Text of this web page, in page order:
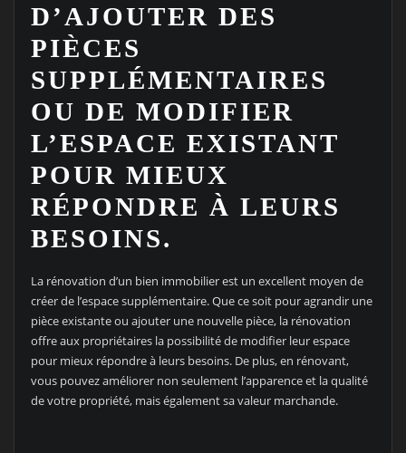
D’AJOUTER DES
PIÈCES
SUPPLÉMENTAIRES
OU DE MODIFIER
L’ESPACE EXISTANT
POUR MIEUX
RÉPONDRE À LEURS
BESOINS.
La rénovation d’un bien immobilier est un excellent moyen de
créer de l’espace supplémentaire. Que ce soit pour agrandir une
pièce existante ou ajouter une nouvelle pièce, la rénovation
offre aux propriétaires la possibilité de modifier leur espace
pour mieux répondre à leurs besoins. De plus, en rénovant,
vous pouvez améliorer non seulement l’apparence et la qualité
de votre propriété, mais également sa valeur marchande.